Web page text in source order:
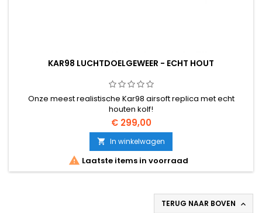
KAR98 LUCHTDOELGEWEER - ECHT HOUT
Onze meest realistische Kar98 airsoft replica met echt
houten kolf!
€ 299,00
 In winkelwagen
 Laatste items in voorraad
TERUG NAAR BOVEN 